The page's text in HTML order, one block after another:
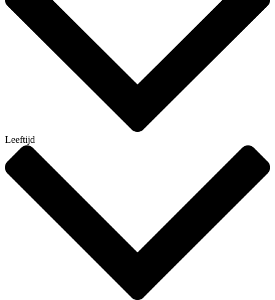
Leeftijd